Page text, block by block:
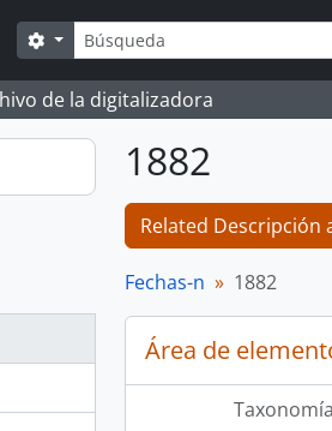
Búsqueda
Search options
de la digitalizadora
1882
Related Descripción
Fechas-n 1882
Área de
Taxonomía